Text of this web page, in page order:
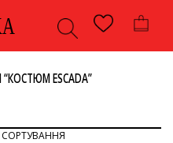
ESCADA”
СОРТУВАННЯ